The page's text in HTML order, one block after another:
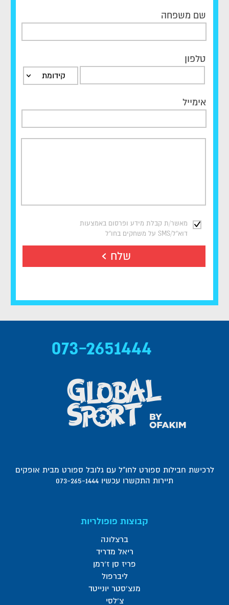
שם משפחה
טלפון
קידומת
אימייל
מאשר/ת קבלת מידע ופרסום באמצעות
דוא"ל/SMS על משחקים בחו"ל
שלח
073-2651444
לרכישת חבילות ספורט לחו"ל עם גלובל ספורט מבית אופקים
תיירות התקשרו עכשיו 073-265-1444
קבוצות פופולריות
ברצלונה
ריאל מדריד
פריז סן ז'רמן
ליברפול
מנצ'סטר יונייטד
צ'לסי